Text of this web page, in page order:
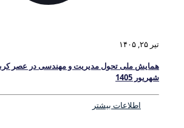
تیر ۲۵, ۱۴۰۵
همایش ملی تحول مدیریت و مهندسی در عصر
شهریور 1405
اطلاعات بیشتر